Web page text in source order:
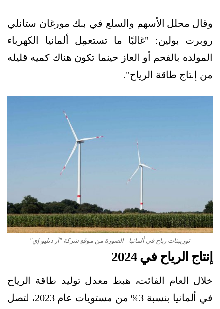
وقال محلل الأسهم والسلع في بنك مورغان ستانلي
روبرت بولين: "غالبًا ما تستعمِل ألمانيا الكهرباء
المولدة بالفحم أو الغاز حينما تكون هناك كمية قليلة
من إنتاج طاقة الرياح".
توربينات رياح في ألمانيا - الصورة من موقع شركة "آر دبليو إي"
إنتاج الرياح في 2024
خلال العام الفائت، هبط معدل توليد طاقة الرياح
في ألمانيا بنسبة 3% من مستويات عام 2023، لتصل